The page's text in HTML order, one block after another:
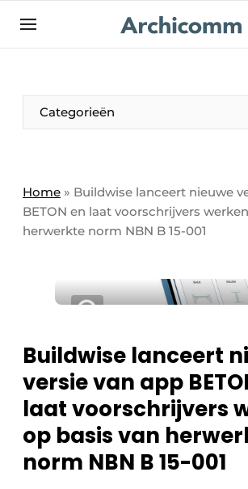
NL be-FR
Categorieën
Home » Buildwise lanceert nieuwe
BETON en laat voorschrijvers
herwerkte norm NBN B 15-001
Buildwise lanceert
versie van app
laat voorschrijvers
op basis van
norm NBN B 15-001